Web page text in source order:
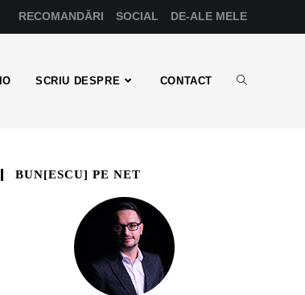
RECOMANDĂRI SOCIAL DE-ALE MELE
SCRIU DESPRE CONTACT
BUN[ESCU] PE NET